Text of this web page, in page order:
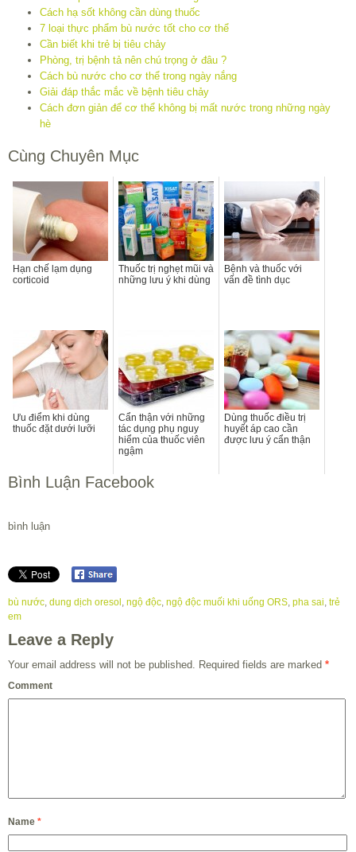
Cách hạ sốt không cần dùng thuốc
7 loại thực phẩm bù nước tốt cho cơ thể
Cần biết khi trẻ bị tiêu chảy
Phòng, trị bệnh tả nên chú trọng ở đâu ?
Cách bù nước cho cơ thể trong ngày nắng
Giải đáp thắc mắc về bệnh tiêu chảy
Cách đơn giản để cơ thể không bị mất nước trong những ngày
hè
Cùng Chuyên Mục
Hạn chế lạm dụng
corticoid
Thuốc trị nghẹt mũi và
những lưu ý khi dùng
Bệnh và thuốc với
vấn đề tình dục
Ưu điểm khi dùng
thuốc đặt dưới lưỡi
Cẩn thận với những
tác dụng phụ nguy
hiểm của thuốc viên
ngậm
Dùng thuốc điều trị
huyết áp cao cần
được lưu ý cẩn thận
Bình Luận Facebook
bình luận
bù nước, dung dịch oresol, ngộ độc, ngộ độc muối khi uống ORS, pha sai, trẻ
em
Leave a Reply
Your email address will not be published. Required fields are marked *
Comment
Name *